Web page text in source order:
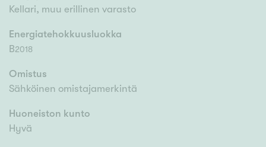
Kellari, muu erillinen varasto
Energiatehokkuusluokka
B2018
Omistus
Sähköinen omistajamerkintä
Huoneiston kunto
Hyvä